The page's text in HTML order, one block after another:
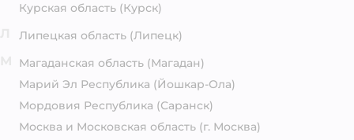
Курская область (Курск)
Липецкая область (Липецк)
Магаданская область (Магадан)
Марий Эл Республика (Йошкар-Ола)
Мордовия Республика (Саранск)
Москва и Московская область (г. Москва)